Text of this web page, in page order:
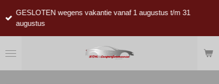
direct
hoofdinhoud
GESLOTEN wegens vakantie vanaf 1 augustus t/m 31
augustus